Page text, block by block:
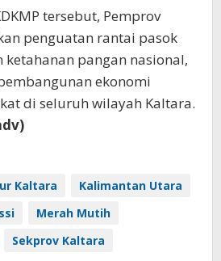
tersebut, Pemprov
penguatan rantai pasok
pangan nasional,
ekonomi
di seluruh wilayah Kaltara.
Kaltara
Kalimantan Utara
Merah Mutih
Sekprov Kaltara